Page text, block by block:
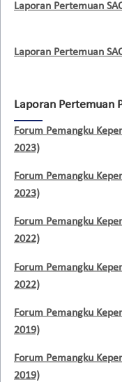
Laporan Pertemuan
Laporan Pertemuan
Laporan Pertemuan
Forum Pemangku
2023)
Forum Pemangku
2023)
Forum Pemangku
2022)
Forum Pemangku
2022)
Forum Pemangku
2019)
Forum Pemangku
2019)